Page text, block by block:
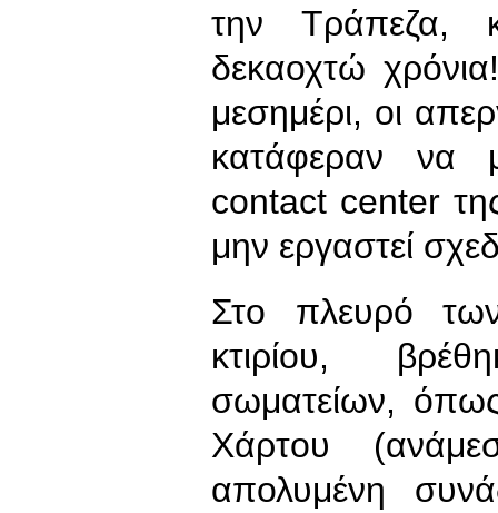
την Τράπεζα,
δεκαοχτώ
μεσημέρι, οι
κατάφεραν να
contact center
μην εργαστεί
Στο πλευρό
κτιρίου,
σωματείων,
Χάρτου
απολυμένη